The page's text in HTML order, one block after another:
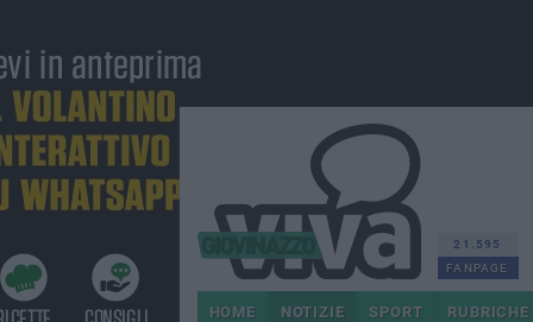
21.595
FANPAGE
HOME NOTIZIE SPORT RUBRICHE